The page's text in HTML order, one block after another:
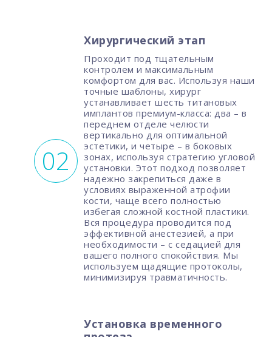
Хирургический этап
Проходит под тщательным
контролем и максимальным
комфортом для вас. Используя наши
точные шаблоны, хирург
устанавливает шесть титановых
имплантов премиум-класса: два – в
переднем отделе челюсти
вертикально для оптимальной
эстетики, и четыре – в боковых
зонах, используя стратегию угловой
установки. Этот подход позволяет
надежно закрепиться даже в
условиях выраженной атрофии
кости, чаще всего полностью
избегая сложной костной пластики.
Вся процедура проводится под
эффективной анестезией, а при
необходимости – с седацией для
вашего полного спокойствия. Мы
используем щадящие протоколы,
минимизируя травматичность.
Установка временного